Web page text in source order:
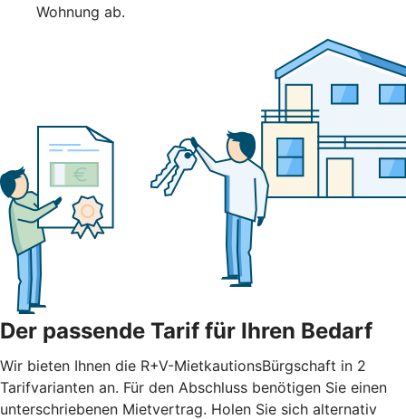
Wohnung ab.
Der passende Tarif für Ihren Bedarf
Wir bieten Ihnen die R+V-MietkautionsBürgschaft in 2
Tarifvarianten an. Für den Abschluss benötigen Sie einen
unterschriebenen Mietvertrag. Holen Sie sich alternativ